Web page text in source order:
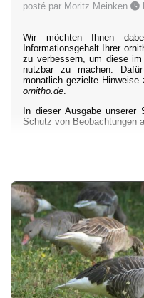
posté par Moritz Meinken
Wir möchten Ihnen
Informationsgehalt Ihrer
zu verbessern, um diese
nutzbar zu machen.
monatlich gezielte Hinweise
ornitho.de
In dieser Ausgabe unserer
Schutz von Beobachtungen